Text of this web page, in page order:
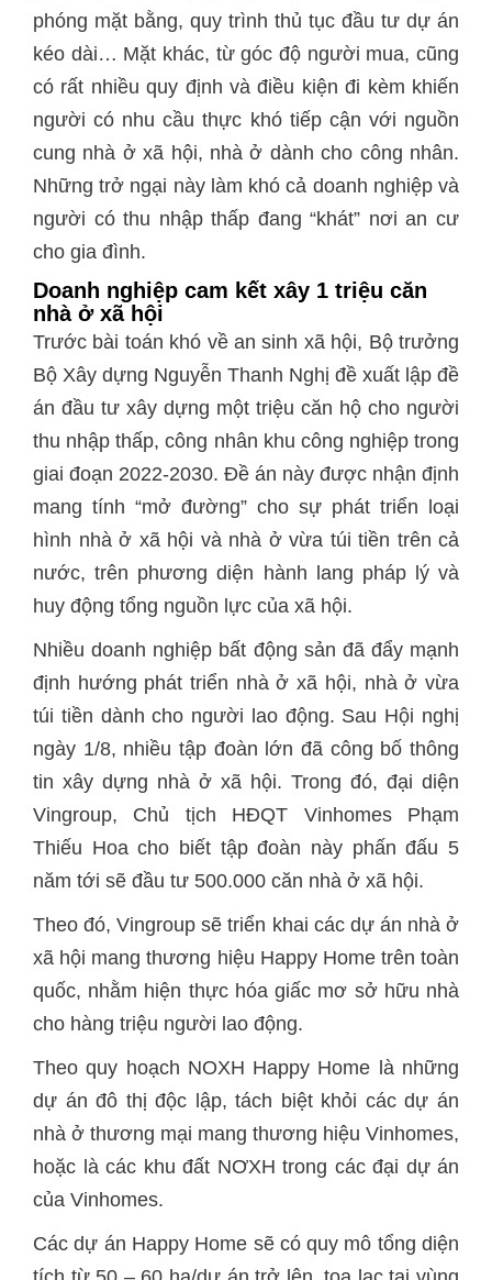
phóng mặt bằng, quy trình thủ tục đầu tư dự án
kéo dài… Mặt khác, từ góc độ người mua, cũng
có rất nhiều quy định và điều kiện đi kèm khiến
người có nhu cầu thực khó tiếp cận với nguồn
cung nhà ở xã hội, nhà ở dành cho công nhân.
Những trở ngại này làm khó cả doanh nghiệp và
người có thu nhập thấp đang “khát” nơi an cư
cho gia đình.
Doanh nghiệp cam kết xây 1 triệu căn
nhà ở xã hội
Trước bài toán khó về an sinh xã hội, Bộ trưởng
Bộ Xây dựng Nguyễn Thanh Nghị đề xuất lập đề
án đầu tư xây dựng một triệu căn hộ cho người
thu nhập thấp, công nhân khu công nghiệp trong
giai đoạn 2022-2030. Đề án này được nhận định
mang tính “mở đường” cho sự phát triển loại
hình nhà ở xã hội và nhà ở vừa túi tiền trên cả
nước, trên phương diện hành lang pháp lý và
huy động tổng nguồn lực của xã hội.
Nhiều doanh nghiệp bất động sản đã đẩy mạnh
định hướng phát triển nhà ở xã hội, nhà ở vừa
túi tiền dành cho người lao động. Sau Hội nghị
ngày 1/8, nhiều tập đoàn lớn đã công bố thông
tin xây dựng nhà ở xã hội. Trong đó, đại diện
Vingroup, Chủ tịch HĐQT Vinhomes Phạm
Thiếu Hoa cho biết tập đoàn này phấn đấu 5
năm tới sẽ đầu tư 500.000 căn nhà ở xã hội.
Theo đó, Vingroup sẽ triển khai các dự án nhà ở
xã hội mang thương hiệu Happy Home trên toàn
quốc, nhằm hiện thực hóa giấc mơ sở hữu nhà
cho hàng triệu người lao động.
Theo quy hoạch NOXH Happy Home là những
dự án đô thị độc lập, tách biệt khỏi các dự án
nhà ở thương mại mang thương hiệu Vinhomes,
hoặc là các khu đất NƠXH trong các đại dự án
của Vinhomes.
Các dự án Happy Home sẽ có quy mô tổng diện